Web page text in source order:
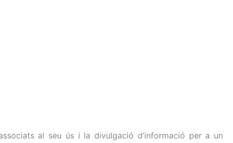
al seu ús i la divulgació d’informació per a un